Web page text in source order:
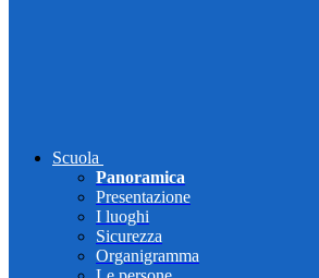
Scuola
Panoramica
Presentazione
I luoghi
Sicurezza
Organigramma